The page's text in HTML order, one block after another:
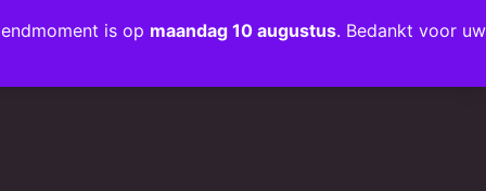
is op maandag 10 augustus. Bedankt voor uw
INFO@JMODESIGN.NL
+31 (0)35 203 1663